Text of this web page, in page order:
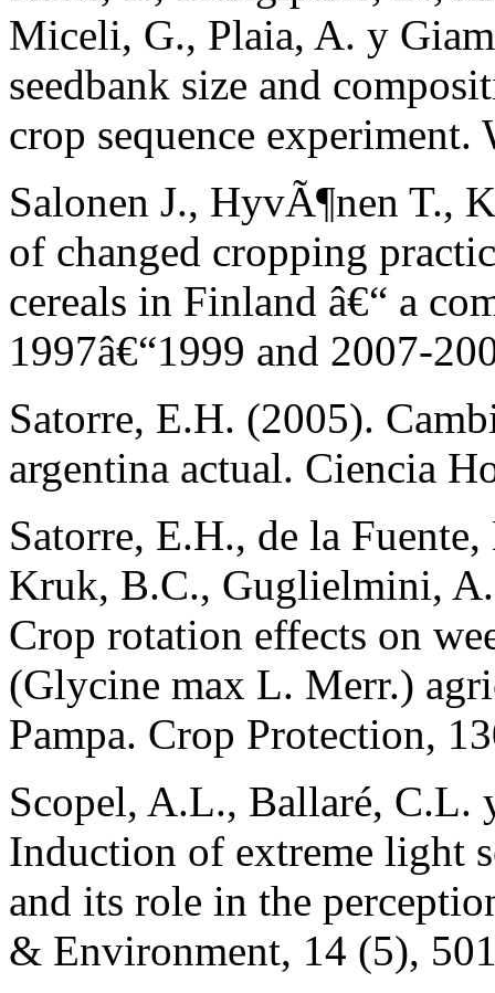
Miceli, G., Plaia, A. y
seedbank size and
crop sequence experiment.
Salonen J., HyvÃ¶nen T.,
of changed cropping
cereals in Finland â€“ a
1997â€“1999 and 2007-
Satorre, E.H. (2005).
argentina actual. Ciencia
Satorre, E.H., de la
Kruk, B.C., Guglielmini,
Crop rotation effects on
(Glycine max L. Merr.)
Pampa. Crop Protection,
Scopel, A.L., Ballaré, C.L.
Induction of extreme light
and its role in the
& Environment, 14 (5),